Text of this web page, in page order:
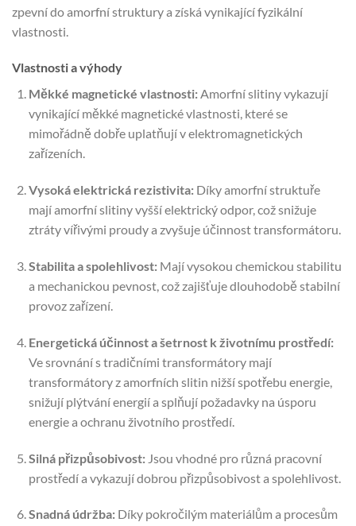
zpevní do amorfní struktury a získá vynikající fyzikální
vlastnosti.
Vlastnosti a výhody
Měkké magnetické vlastnosti:Amorfní slitiny vykazují
vynikající měkké magnetické vlastnosti, které se
mimořádně dobře uplatňují v elektromagnetických
zařízeních.
Vysoká elektrická rezistivita:Díky amorfní struktuře
mají amorfní slitiny vyšší elektrický odpor, což snižuje
ztráty vířivými proudy a zvyšuje účinnost transformátoru.
Stabilita a spolehlivost:Mají vysokou chemickou stabilitu
a mechanickou pevnost, což zajišťuje dlouhodobě stabilní
provoz zařízení.
Energetická účinnost a šetrnost k životnímu prostředí:
Ve srovnání s tradičními transformátory mají
transformátory z amorfních slitin nižší spotřebu energie,
snižují plýtvání energií a splňují požadavky na úsporu
energie a ochranu životního prostředí.
Silná přizpůsobivost:Jsou vhodné pro různá pracovní
prostředí a vykazují dobrou přizpůsobivost a spolehlivost.
Snadná údržba:Díky pokročilým materiálům a procesům